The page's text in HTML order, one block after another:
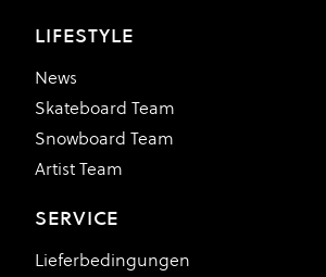
LIFESTYLE
News
Skateboard Team
Snowboard Team
Artist Team
SERVICE
Lieferbedingungen